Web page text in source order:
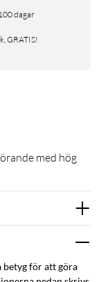
dagar
GRATIS!
med hög
betyg för att göra